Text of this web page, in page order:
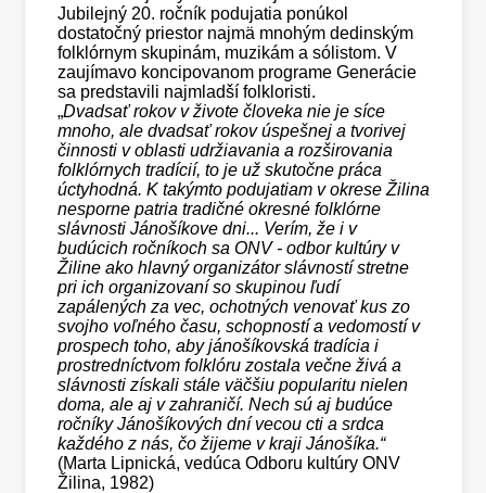
Jubilejný 20. ročník podujatia ponúkol
dostatočný priestor najmä mnohým dedinským
folklórnym skupinám, muzikám a sólistom. V
zaujímavo koncipovanom programe Generácie
sa predstavili najmladší folkloristi.
„Dvadsať rokov v živote človeka nie je síce
mnoho, ale dvadsať rokov úspešnej a tvorivej
činnosti v oblasti udržiavania a rozširovania
folklórnych tradícií, to je už skutočne práca
úctyhodná. K takýmto podujatiam v okrese Žilina
nesporne patria tradičné okresné folklórne
slávnosti Jánošíkove dni... Verím, že i v
budúcich ročníkoch sa ONV - odbor kultúry v
Žiline ako hlavný organizátor slávností stretne
pri ich organizovaní so skupinou ľudí
zapálených za vec, ochotných venovať kus zo
svojho voľného času, schopností a vedomostí v
prospech toho, aby jánošíkovská tradícia i
prostredníctvom folklóru zostala večne živá a
slávnosti získali stále väčšiu popularitu nielen
doma, ale aj v zahraničí. Nech sú aj budúce
ročníky Jánošíkových dní vecou cti a srdca
každého z nás, čo žijeme v kraji Jánošíka.“
(Marta Lipnická, vedúca Odboru kultúry ONV
Žilina, 1982)